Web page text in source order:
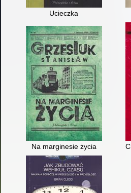
Ucieczka
Na marginesie życia